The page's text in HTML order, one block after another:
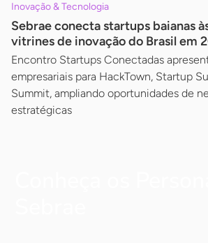
Inovação & Tecnologia
Sebrae conecta startups baianas
vitrines de inovação do Brasil em
Encontro Startups Conectadas
empresariais para HackTown, Startup
Summit, ampliando oportunidades de
estratégicas